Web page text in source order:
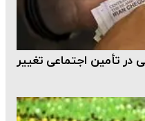
تأمین اجتماعی تغییر